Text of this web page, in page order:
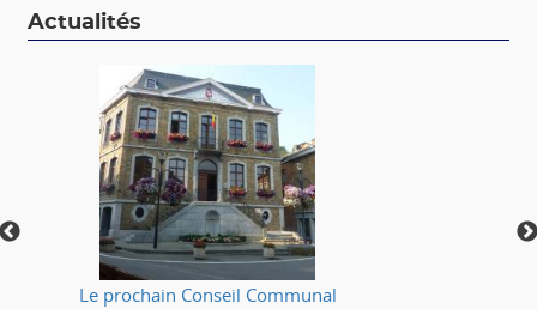
Actualités
Le prochain Conseil Communal